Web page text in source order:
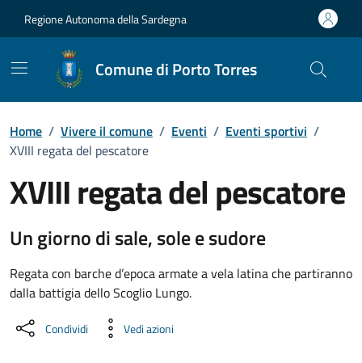
Regione Autonoma della Sardegna
Comune di Porto Torres
Home / Vivere il comune / Eventi / Eventi sportivi /
XVIII regata del pescatore
XVIII regata del pescatore
Dettaglio dell'evento
Un giorno di sale, sole e sudore
Regata con barche d’epoca armate a vela latina che partiranno
dalla battigia dello Scoglio Lungo.
Condividi Vedi azioni